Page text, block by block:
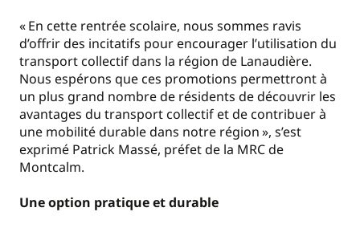
« En cette rentrée scolaire, nous sommes ravis
d’offrir des incitatifs pour encourager l’utilisation du
transport collectif dans la région de Lanaudière.
Nous espérons que ces promotions permettront à
un plus grand nombre de résidents de découvrir les
avantages du transport collectif et de contribuer à
une mobilité durable dans notre région », s’est
exprimé Patrick Massé, préfet de la MRC de
Montcalm.
Une option pratique et durable